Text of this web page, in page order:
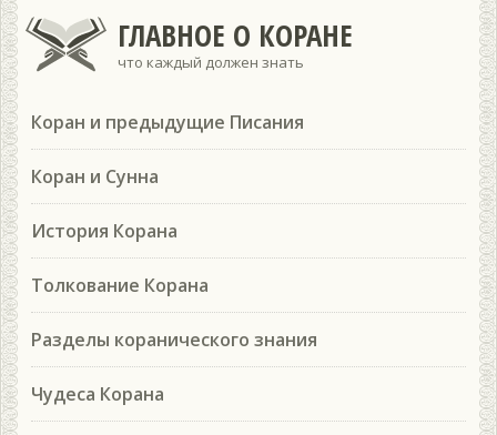
ГЛАВНОЕ О КОРАНЕ
что каждый должен знать
Коран и предыдущие Писания
Коран и Сунна
История Корана
Толкование Корана
Разделы коранического знания
Чудеса Корана